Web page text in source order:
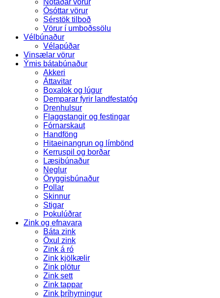
Notaðar vörur
Ósóttar vörur
Sérstök tilboð
Vörur í umboðssölu
Vélbúnaður
Vélapúðar
Vinsælar vörur
Ýmis bátabúnaður
Akkeri
Áttavitar
Boxalok og lúgur
Demparar fyrir landfestatóg
Drenhulsur
Flaggstangir og festingar
Fórnarskaut
Handföng
Hitaeinangrun og límbönd
Kerruspil og borðar
Læsibúnaður
Neglur
Öryggisbúnaður
Pollar
Skinnur
Stigar
Þokulúðrar
Zink og efnavara
Báta zink
Öxul zink
Zink á ró
Zink kjölkælir
Zink plötur
Zink sett
Zink tappar
Zink þríhyrningur